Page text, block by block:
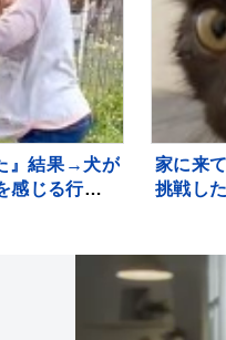
』結果→犬が
じる行動に
家に来
挑戦し